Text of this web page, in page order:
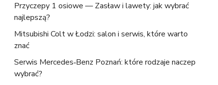
Przyczepy 1 osiowe — Zasław i lawety: jak wybrać
najlepszą?
Mitsubishi Colt w Łodzi: salon i serwis, które warto
znać
Serwis Mercedes‑Benz Poznań: które rodzaje naczep
wybrać?